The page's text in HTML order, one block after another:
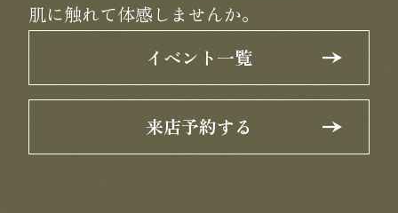
肌に触れて体感しませんか。
イベント一覧
来店予約する